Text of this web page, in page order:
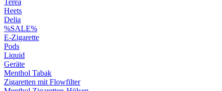
Terea
Heets
Delia
%SALE%
E-Zigarette
Pods
Liquid
Geräte
Menthol Tabak
Zigaretten mit Flowfilter